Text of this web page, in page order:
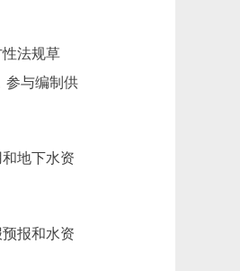
法规草
参与编制供
地下水资
报和水资